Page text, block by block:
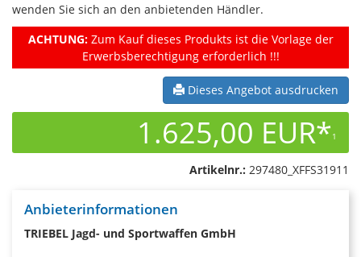
wenden Sie sich an den anbietenden Händler.
ACHTUNG:Zum Kauf dieses Produkts ist die Vorlage der
Erwerbsberechtigung erforderlich !!!
Dieses Angebot ausdrucken
1.625,00 EUR*1
Artikelnr.: 297480_XFFS31911
Anbieterinformationen
TRIEBEL Jagd- und Sportwaffen GmbH